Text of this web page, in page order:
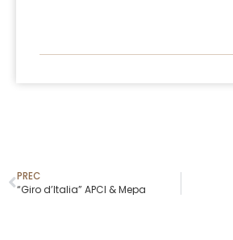
PREC
“Giro d’Italia” APCI & Mepa